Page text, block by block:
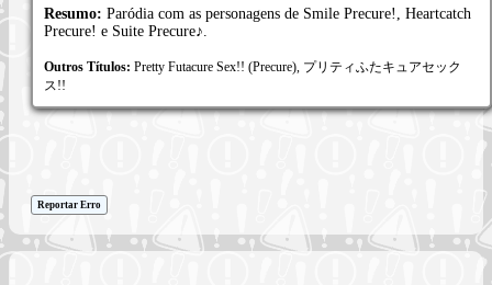
Resumo: Paródia com as personagens de Smile Precure!, Heartcatch
Precure! e Suite Precure♪.
Outros Títulos: Pretty Futacure Sex!! (Precure), プリティふたキュアセック
ス!!
Reportar Erro